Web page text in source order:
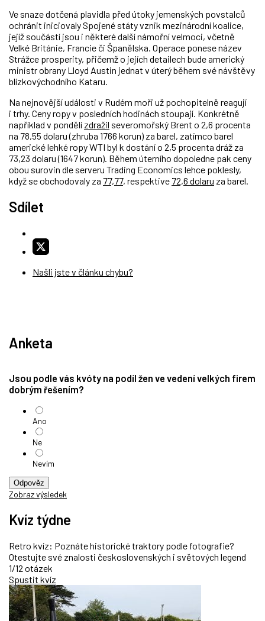
Ve snaze dotčená plavidla před útoky jemenských povstalců
ochránit iniciovaly Spojené státy vznik mezinárodní koalice,
jejíž součástí jsou i některé další námořní velmoci, včetně
Velké Británie, Francie či Španělska. Operace ponese název
Strážce prosperity, přičemž o jejích detailech bude americký
ministr obrany Lloyd Austin jednat v úterý během své návštěvy
blízkovýchodního Kataru.
Na nejnovější události v Rudém moři už pochopitelně reagují
i trhy. Ceny ropy v posledních hodinách stoupají. Konkrétně
například v pondělí zdražil severomořský Brent o 2,6 procenta
na 78,55 dolaru (zhruba 1766 korun) za barel, zatímco barel
americké lehké ropy WTI byl k dostání o 2,5 procenta dráž za
73,23 dolaru (1647 korun). Během úterního dopoledne pak ceny
obou surovin dle serveru Trading Economics lehce poklesly,
když se obchodovaly za 77,77, respektive 72,6 dolaru za barel.
Sdílet
Našli jste v článku chybu?
Anketa
Jsou podle vás kvóty na podíl žen ve vedení velkých firem
dobrým řešením?
Ano
Ne
Nevím
Odpověz
Zobraz výsledek
Kvíz týdne
Retro kvíz: Poznáte historické traktory podle fotografie?
Otestujte své znalosti československých i světových legend
1/12 otázek
Spustit kvíz